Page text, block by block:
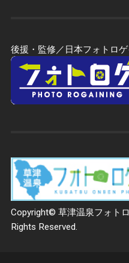
後援・監修／日本フォトロ
Copyright© 草津温泉フォト
Rights Reserved.